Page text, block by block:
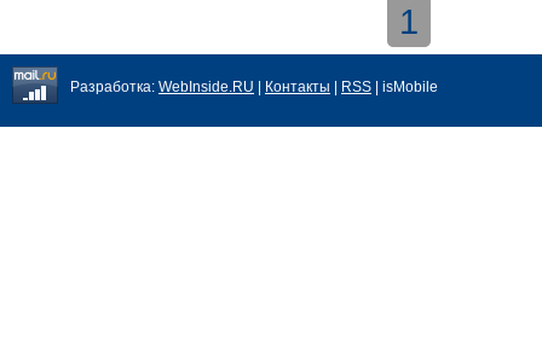
1
Разработка: WebInside.RU Контакты RSS | isMobile